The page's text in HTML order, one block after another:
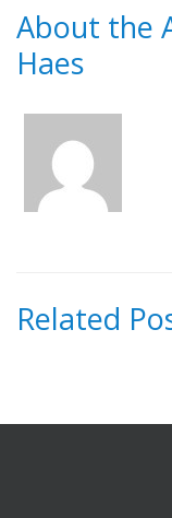
About the
Haes
Related